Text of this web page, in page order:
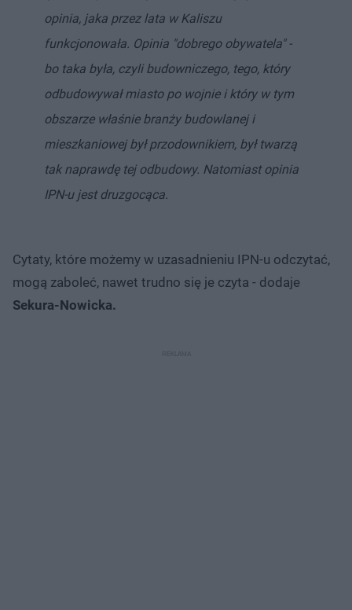
opinia, jaka przez lata w Kaliszu
funkcjonowała. Opinia "dobrego obywatela" -
bo taka była, czyli budowniczego, tego, który
odbudowywał miasto po wojnie i który w tym
obszarze właśnie branży budowlanej i
mieszkaniowej był przodownikiem, był twarzą
tak naprawdę tej odbudowy. Natomiast opinia
IPN-u jest druzgocąca.
Cytaty, które możemy w uzasadnieniu IPN-u odczytać,
mogą zaboleć, nawet trudno się je czyta - dodaje
Sekura-Nowicka.